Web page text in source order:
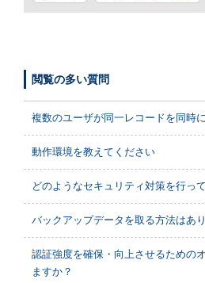
閲覧の多い質問
複数のユーザが同一レコードを同時
動作環境を教えてください
どのようなセキュリティ対策を行っ
バックアップデータを取る方法はあ
認証強度を確保・向上させるための
ますか？